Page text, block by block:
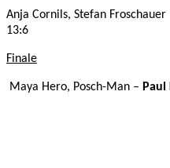
Anja Cornils, Stefan
13:6
Finale
Maya Hero, Posch-Man –